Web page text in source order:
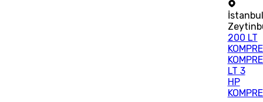
İstanbul
200 LT
LT 3
HP